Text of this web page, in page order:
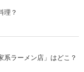
理？
系ラーメン店」はどこ？